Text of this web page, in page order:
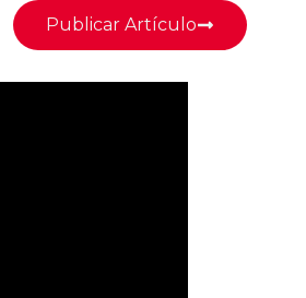
Publicar Artículo